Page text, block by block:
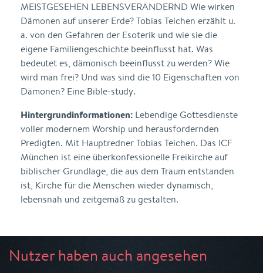
MEISTGESEHEN LEBENSVERÄNDERND Wie wirken
Dämonen auf unserer Erde? Tobias Teichen erzählt u.
a. von den Gefahren der Esoterik und wie sie die
eigene Familiengeschichte beeinflusst hat. Was
bedeutet es, dämonisch beeinflusst zu werden? Wie
wird man frei? Und was sind die 10 Eigenschaften von
Dämonen? Eine Bible-study.
Hintergrundinformationen: Lebendige Gottesdienste
voller modernem Worship und herausfordernden
Predigten. Mit Hauptredner Tobias Teichen. Das ICF
München ist eine überkonfessionelle Freikirche auf
biblischer Grundlage, die aus dem Traum entstanden
ist, Kirche für die Menschen wieder dynamisch,
lebensnah und zeitgemäß zu gestalten.
Nutzer haben auch angesehen